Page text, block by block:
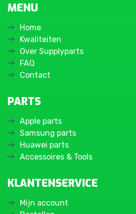
MENU
Home
Kwaliteiten
Over Supplyparts
FAQ
Contact
PARTS
Apple parts
Samsung parts
Huawei parts
Accessoires & Tools
KLANTENSERVICE
Mijn account